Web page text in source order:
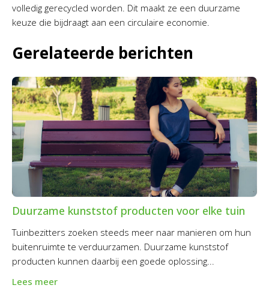
volledig gerecycled worden. Dit maakt ze een duurzame
keuze die bijdraagt aan een circulaire economie.
Gerelateerde berichten
Duurzame kunststof producten voor elke tuin
Tuinbezitters zoeken steeds meer naar manieren om hun
buitenruimte te verduurzamen. Duurzame kunststof
producten kunnen daarbij een goede oplossing...
Lees meer